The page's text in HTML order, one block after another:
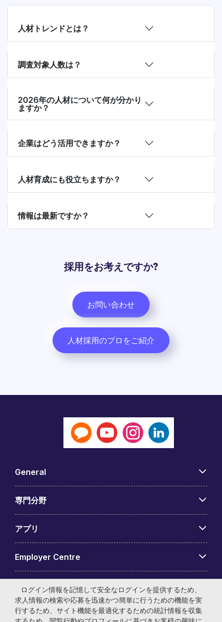
人材トレンドとは？
調査対象人数は？
2026年の人材について何が分かり
ますか？
企業はどう活用できますか？
人材育成にも役立ちますか？
情報は最新ですか？
採用をお考えですか?
お問い合わせ
人材採用のプロをご紹介
General
専門分野
アプリ
Employer Centre
© マイケル・ペイジ・インターナショナル・ジャパン株式会
ログイン情報を記憶して安全なログインを提供するため、
求人情報の検索や応募を迅速かつ簡単に行うための機能を実
行するため、サイト機能を最適化するための統計情報を収集